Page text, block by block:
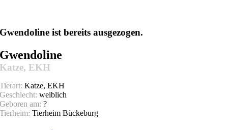
Gwendoline ist bereits ausgezogen.
Gwendoline
Katze, EKH
Tierart: Katze, EKH
Geschlecht: weiblich
Geboren am: ?
Tierheim: Tierheim Bückeburg